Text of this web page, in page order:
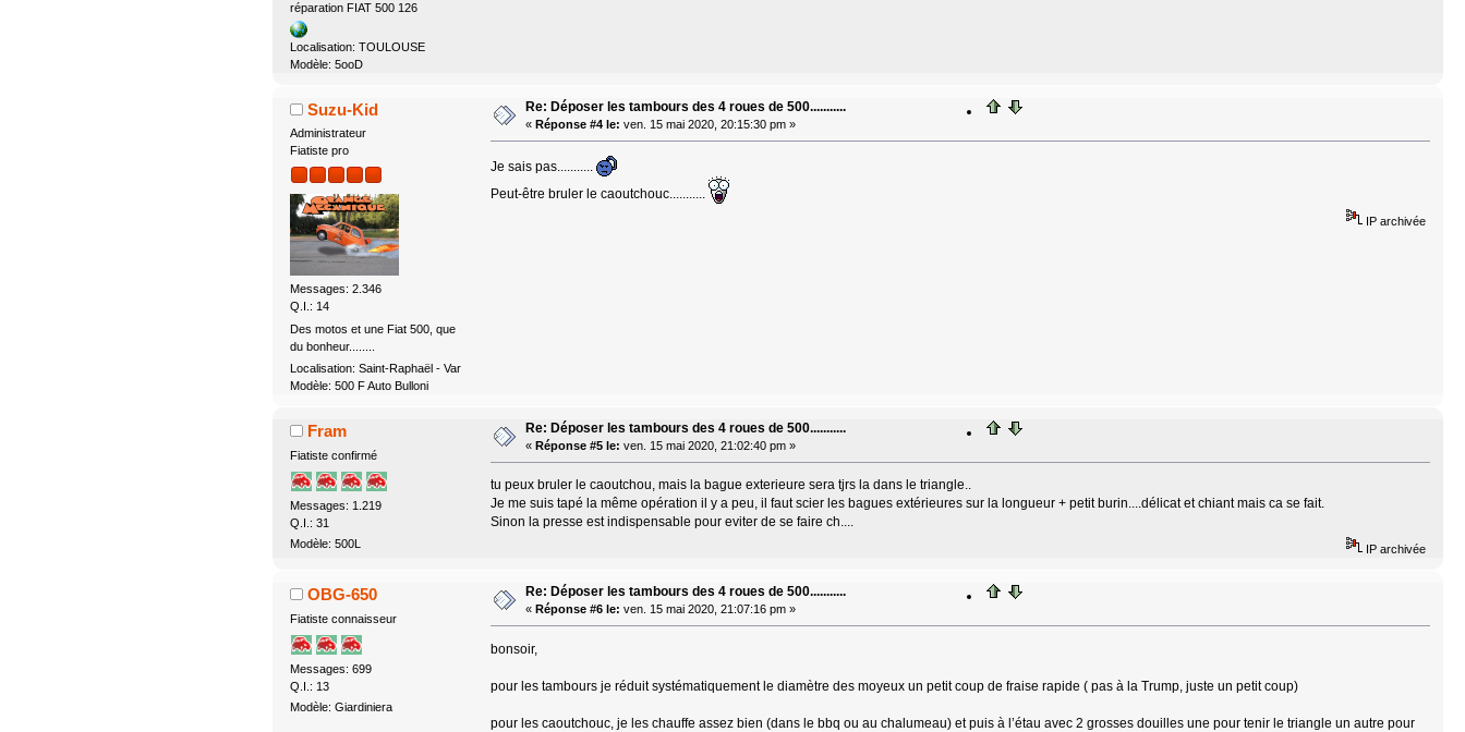
réparation FIAT 500 126
Localisation: TOULOUSE
Modèle: 5ooD
Suzu-Kid
Administrateur
Fiatiste pro
Messages: 2.346
Q.I.: 14
Des motos et une Fiat 500, que
du bonheur........
Localisation: Saint-Raphaël - Var
Modèle: 500 F Auto Bulloni
Re: Déposer les tambours des 4 roues de 500...........
« Réponse #4 le: ven. 15 mai 2020, 20:15:30 pm »
Je sais pas...........
Peut-être bruler le caoutchouc...........
IP archivée
Fram
Fiatiste confirmé
Messages: 1.219
Q.I.: 31
Modèle: 500L
Re: Déposer les tambours des 4 roues de 500...........
« Réponse #5 le: ven. 15 mai 2020, 21:02:40 pm »
tu peux bruler le caoutchou, mais la bague exterieure sera tjrs la dans le triangle..
Je me suis tapé la même opération il y a peu, il faut scier les bagues extérieures sur la longueur + petit burin....délicat et chiant mais ca se fait.
Sinon la presse est indispensable pour eviter de se faire ch....
IP archivée
OBG-650
Fiatiste connaisseur
Messages: 699
Q.I.: 13
Modèle: Giardiniera
Re: Déposer les tambours des 4 roues de 500...........
« Réponse #6 le: ven. 15 mai 2020, 21:07:16 pm »
bonsoir,
pour les tambours je réduit systématiquement le diamètre des moyeux un petit coup de fraise rapide ( pas à la Trump, juste un petit coup)
pour les caoutchouc, je les chauffe assez bien (dans le bbq ou au chalumeau) et puis à l’étau avec 2 grosses douilles une pour tenir le triangle un autre pour